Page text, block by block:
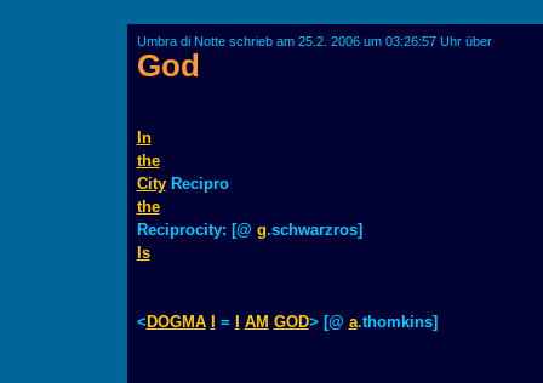
Umbra di Notte schrieb am 25.2. 2006 um 03:26:57 Uhr über
God
In
the
CityRecipro
the
Reciprocity: [@ g.schwarzros]
Is
< DOGMA = AM GOD> [@ a.thomkins]